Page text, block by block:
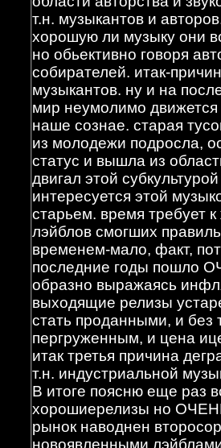
т.н. музыкантов и
хорошую ли музыку они
но обьективно говоря
собирателей. итак-
музыкантов. ну и на
мир неумолимо движется
наше сознае. старая
из молодежи подросла,
статус и вышла из
двигал этой
интересуется этой
старьем. время требует
лэйблов смогших
временем-мало, факт,
последние годы пошло
образно выражаясь
выходящие релизы
стать проданными, и без
пергруженным, и цена
итак третья причина
т.н. индустриальной
В итоге поясню еще раз
хорошиерелизы но
рынок наводнен
новоявленными